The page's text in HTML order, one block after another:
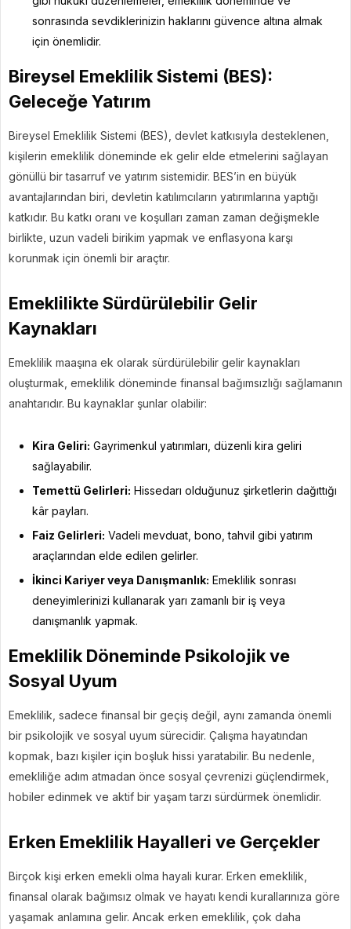
sonrasında sevdiklerinizin haklarını güvence altına almak
için önemlidir.
Bireysel Emeklilik Sistemi (BES):
Geleceğe Yatırım
Bireysel Emeklilik Sistemi (BES), devlet katkısıyla desteklenen,
kişilerin emeklilik döneminde ek gelir elde etmelerini sağlayan
gönüllü bir tasarruf ve yatırım sistemidir. BES’in en büyük
avantajlarından biri, devletin katılımcıların yatırımlarına yaptığı
katkıdır. Bu katkı oranı ve koşulları zaman zaman değişmekle
birlikte, uzun vadeli birikim yapmak ve enflasyona karşı
korunmak için önemli bir araçtır.
Emeklilikte Sürdürülebilir Gelir
Kaynakları
Emeklilik maaşına ek olarak sürdürülebilir gelir kaynakları
oluşturmak, emeklilik döneminde finansal bağımsızlığı sağlamanın
anahtarıdır. Bu kaynaklar şunlar olabilir:
Kira Geliri: Gayrimenkul yatırımları, düzenli kira geliri
sağlayabilir.
Temettü Gelirleri: Hissedarı olduğunuz şirketlerin dağıttığı
kâr payları.
Faiz Gelirleri: Vadeli mevduat, bono, tahvil gibi yatırım
araçlarından elde edilen gelirler.
İkinci Kariyer veya Danışmanlık: Emeklilik sonrası
deneyimlerinizi kullanarak yarı zamanlı bir iş veya
danışmanlık yapmak.
Emeklilik Döneminde Psikolojik ve
Sosyal Uyum
Emeklilik, sadece finansal bir geçiş değil, aynı zamanda önemli
bir psikolojik ve sosyal uyum sürecidir. Çalışma hayatından
kopmak, bazı kişiler için boşluk hissi yaratabilir. Bu nedenle,
emekliliğe adım atmadan önce sosyal çevrenizi güçlendirmek,
hobiler edinmek ve aktif bir yaşam tarzı sürdürmek önemlidir.
Erken Emeklilik Hayalleri ve Gerçekler
Birçok kişi erken emekli olma hayali kurar. Erken emeklilik,
finansal olarak bağımsız olmak ve hayatı kendi kurallarınıza göre
yaşamak anlamına gelir. Ancak erken emeklilik, çok daha